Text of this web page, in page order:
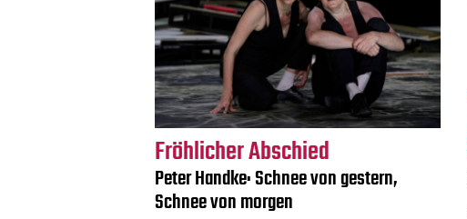
Fröhlicher Abschied
Peter Handke: Schnee von gestern,
Schnee von morgen